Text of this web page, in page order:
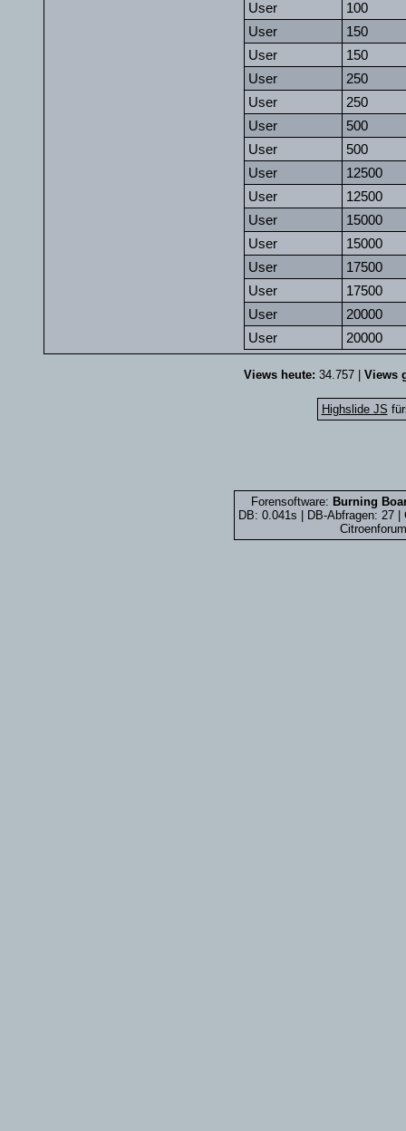
User
100
User
150
User
150
User
250
User
250
User
500
User
500
User
12500
User
12500
User
15000
User
15000
User
17500
User
17500
User
20000
User
20000
Views heute: 34.757 | Views
Highslide JS
Forensoftware: Burning
DB: 0.041s | DB-Abfragen: 27